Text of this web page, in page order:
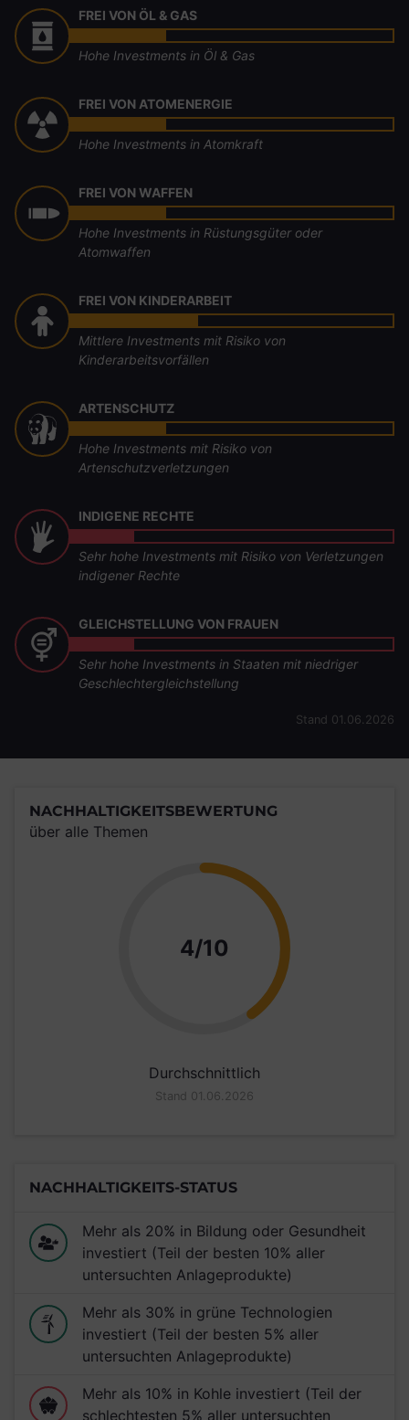
FREI VON ÖL & GAS
Hohe Investments in Öl & Gas
FREI VON ATOMENERGIE
Hohe Investments in Atomkraft
FREI VON WAFFEN
Hohe Investments in Rüstungsgüter oder
Atomwaffen
FREI VON KINDERARBEIT
Mittlere Investments mit Risiko von
Kinderarbeitsvorfällen
ARTENSCHUTZ
Hohe Investments mit Risiko von
Artenschutzverletzungen
INDIGENE RECHTE
Sehr hohe Investments mit Risiko von Verletzungen
indigener Rechte
GLEICHSTELLUNG VON FRAUEN
Sehr hohe Investments in Staaten mit niedriger
Geschlechtergleichstellung
Stand 01.06.2026
NACHHALTIGKEITSBEWERTUNG
über alle Themen
4/10 Punkte
Durchschnittlich
Stand 01.06.2026
NACHHALTIGKEITS-STATUS
Mehr als 20% in Bildung oder Gesundheit
investiert (Teil der besten 10% aller
untersuchten Anlageprodukte)
Mehr als 30% in grüne Technologien
investiert (Teil der besten 5% aller
untersuchten Anlageprodukte)
Mehr als 10% in Kohle investiert (Teil der
schlechtesten 5% aller untersuchten